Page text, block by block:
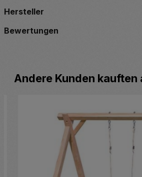
Hersteller
Bewertungen
Produktgalerie überspringen
Andere Kunden kauften